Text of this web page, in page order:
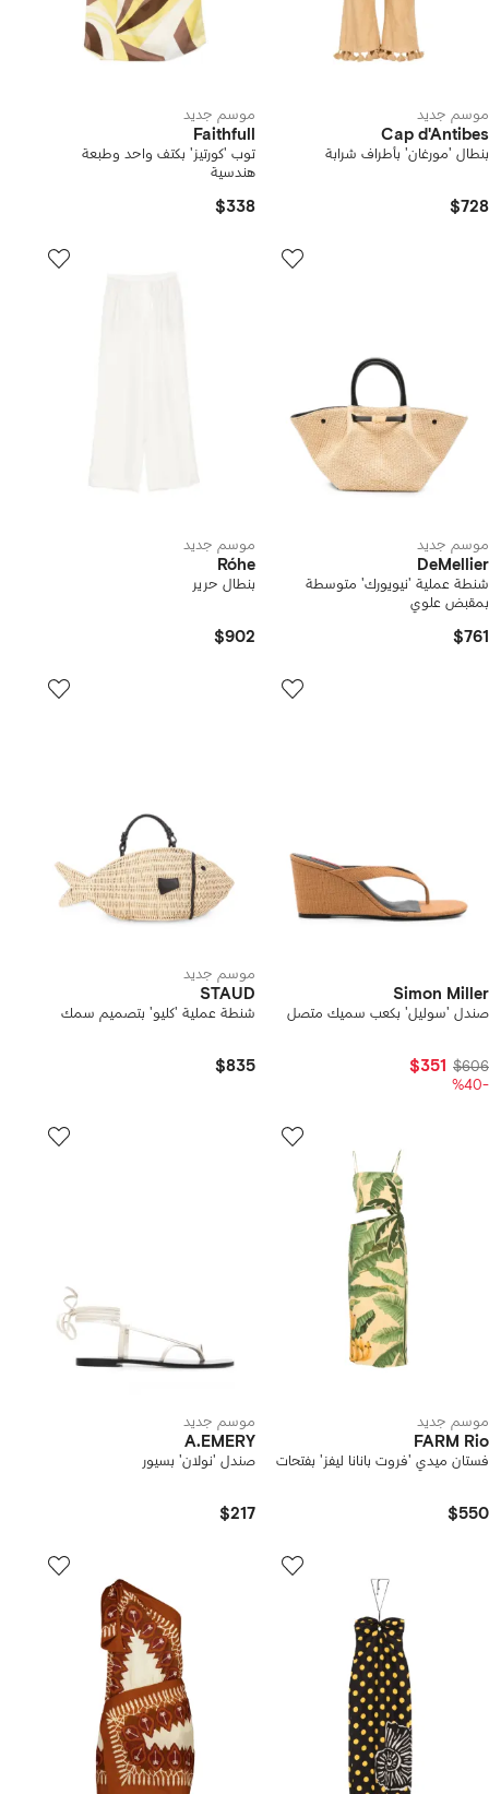
موسم جديد
Cap d'Antibes
بنطال 'مورغان' بأطراف شرابة
$728
موسم جديد
Faithfull
توب 'كورتيز' بكتف واحد وطبعة
هندسية
$338
موسم جديد
DeMellier
شنطة عملية 'نيويورك' متوسطة
بمقبض علوي
$761
موسم جديد
Róhe
بنطال حرير
$902
Simon Miller
صندل 'سوليل' بكعب سميك متصل
$606
$351
-%40
موسم جديد
STAUD
شنطة عملية 'كليو' بتصميم سمك
$835
موسم جديد
FARM Rio
فستان ميدي 'فروت بانانا ليفز' بفتحات
$550
موسم جديد
A.EMERY
صندل 'نولان' بسيور
$217